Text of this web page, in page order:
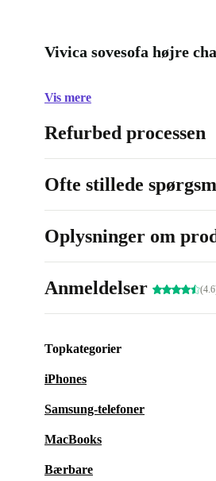
Vivica sovesofa højre
Vis mere
Refurbed processen
Ofte stillede
Oplysninger om
Anmeldelser
Topkategorier
iPhones
Samsung-telefoner
MacBooks
Bærbare